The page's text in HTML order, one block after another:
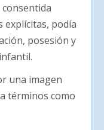
podía
posesión y
una imagen
términos como